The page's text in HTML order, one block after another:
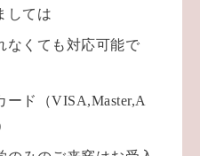
しては
なくても 対応可能で
ド（VISA,Master,A